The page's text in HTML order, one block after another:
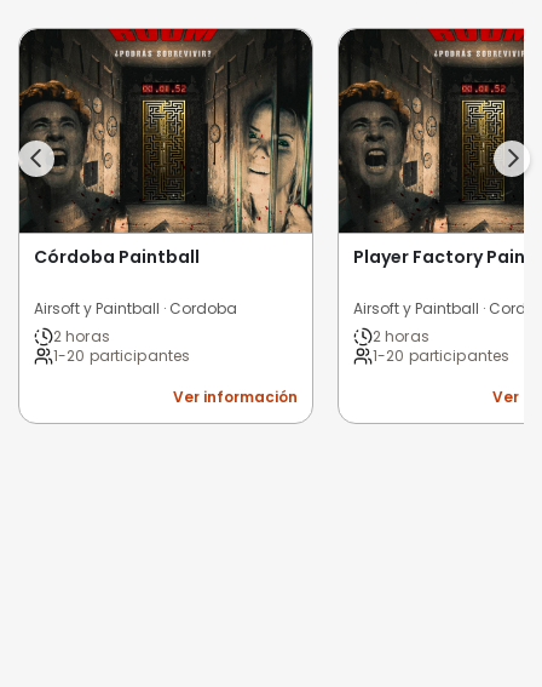
Córdoba Paintball
Airsoft y Paintball · Cordoba
2 horas
1-20 participantes
Ver información
Player Factory
Airsoft y Paintball ·
2 horas
1-20 participantes
Ver